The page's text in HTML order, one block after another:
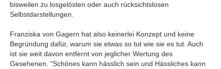
bisweilen zu losgelösten oder auch rücksichtslosen
Selbstdarstellungen.
Franziska von Gagern hat also keinerlei Konzept und keine
Begründung dafür, warum sie etwas so tut wie sie es tut. Auch
ist sie weit davon entfernt von jeglicher Wertung des
Gesehenen. "Schönes kann hässlich sein und Hässliches kann